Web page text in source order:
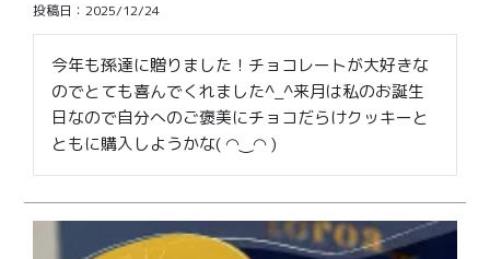
投稿日 2025/12/24
今年も孫達に贈りました！チョコレートが大好きな
のでとても喜んでくれました^_^来月は私のお誕生
日なので自分へのご褒美にチョコだらけクッキーと
ともに購入しようかな( ◠‿◠ )